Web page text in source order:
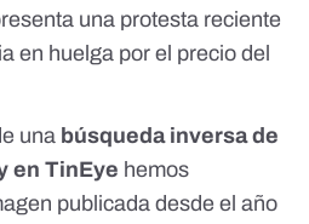
una protesta reciente
en huelga por el precio del
una búsqueda inversa de
en TinEye hemos
publicada desde el año